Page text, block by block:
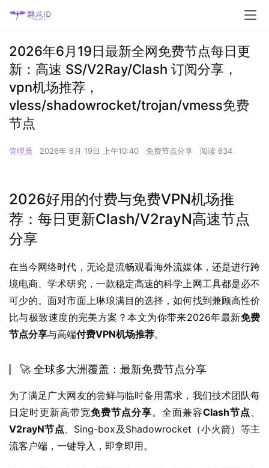
2026年6月19日最新全网免费节点每日更
新：高速 SS/V2Ray/Clash 订阅分享，
vpn机场推荐，
vless/shadowrocket/trojan/vmess免费
节点
管理员 2026年 6月 19日 上午10:40 免费节点分享 阅读 634
2026好用的付费与免费VPN机场推
荐：每日更新Clash/V2rayN高速节点
分享
在当今网络时代，无论是流畅观看海外流媒体，还是进行跨
境电商、学术研究，一款稳定高速的科学上网工具都是必不
可少的。面对市面上琳琅满目的选择，如何找到兼顾高性价
比与极致速度的完美方案？本文为你带来2026年最新免费
节点分享与高端付费VPN机场推荐。
🚀 全球多大洲覆盖：最新免费节点分享
为了满足广大网友的尝鲜与临时备用需求，我们技术团队每
日定时更新高带宽免费节点分享。全面兼容Clash节点 、
V2rayN节点、Sing-box及Shadowrocket（小火箭）等主
流客户端，一键导入，即拿即用。